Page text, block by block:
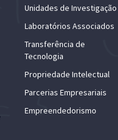
Unidades de Investigação
Laboratórios Associados
Transferência de
Tecnologia
Propriedade Intelectual
Parcerias Empresariais
Empreendedorismo